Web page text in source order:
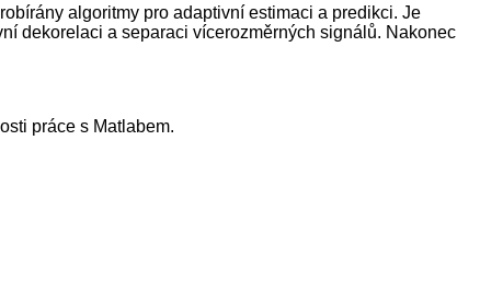
algoritmy pro adaptivní estimaci a predikci. Je
dekorelaci a separaci vícerozměrných signálů. Nakonec
práce s Matlabem.